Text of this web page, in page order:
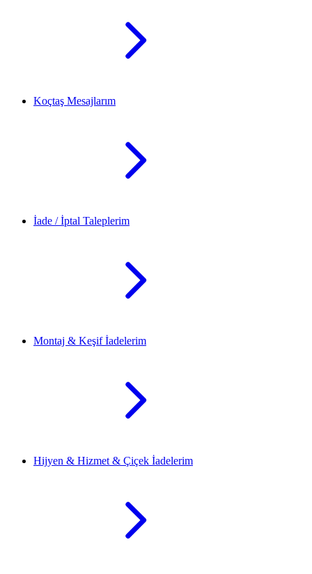
Koçtaş Mesajlarım
İade / İptal Taleplerim
Montaj & Keşif İadelerim
Hijyen & Hizmet & Çiçek İadelerim